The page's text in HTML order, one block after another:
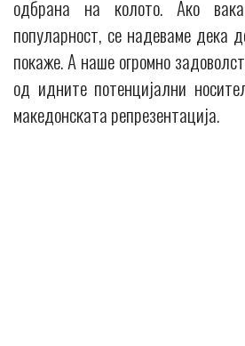
одбрана на колото. Ако
популарност, се надеваме дека
покаже. А наше огромно
од идните потенцијални
македонската репрезентација.